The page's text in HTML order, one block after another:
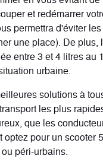
et redémarrer
permettra d'éviter
une place). De plus,
entre 3 et 4 litres au
urbaine.
solutions à
les plus
que les
pour un scooter
péri-urbains.